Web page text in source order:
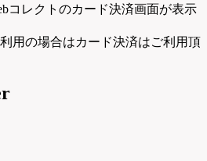
コレクトのカード決済画面が表示
用の場合はカード決済はご利用頂